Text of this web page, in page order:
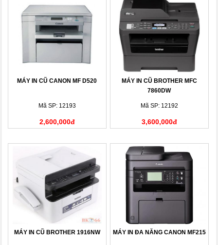
MÁY IN CŨ CANON MF D520
Mã SP: 12193
2,600,000đ
MÁY IN CŨ BROTHER MFC
7860DW
Mã SP: 12192
3,600,000đ
MÁY IN CŨ BROTHER 1916NW MÁY IN ĐA NĂNG CANON MF215